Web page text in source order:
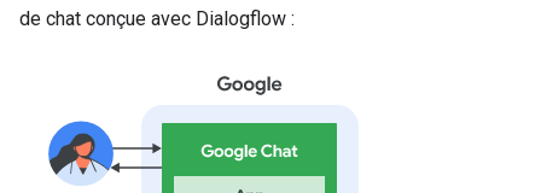
de chat conçue avec Dialogflow :